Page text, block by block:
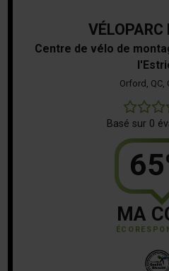
VÉLOPARC
Centre de vélo de
Orford, QC,
Basé sur 0
MA